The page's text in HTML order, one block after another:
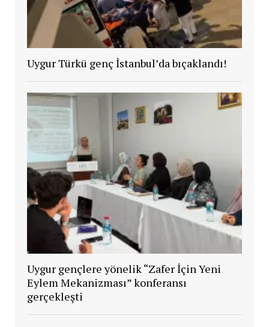
Uygur Türkü genç İstanbul’da bıçaklandı!
Uygur gençlere yönelik “Zafer İçin Yeni
Eylem Mekanizması” konferansı
gerçekleşti